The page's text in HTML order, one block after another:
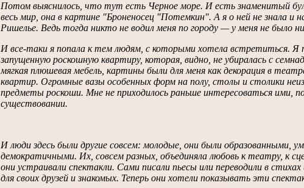
Потом выяснилось, что тут есть Черное море. И есть знаменитый
весь мир, она в картине "Броненосец "Потемкин". А я о ней не знала и
Ришелье. Ведь тогда никто не водил меня по городу — у меня не было ни
И все-таки я попала к тем людям, с которыми хотела встретиться. Я
запущенную роскошную квартиру, которая, видно, не убиралась с
мягкая плюшевая мебель, картины были для меня как декорация в
квартир. Огромные вазы особенных форм на полу, столы и столики
предметы роскоши. Мне не приходилось раньше интересоваться ими,
существовании.
И люди здесь были другие совсем: молодые, они были образованными,
демократичными. Их, совсем разных, объединяла любовь к театру, к
они устраивали спектакли. Сами писали пьесы или переводили в
для своих друзей и знакомых. Теперь они хотели показывать эти